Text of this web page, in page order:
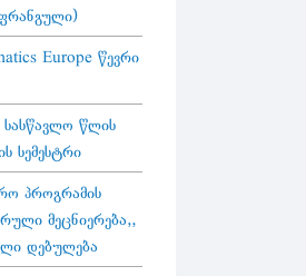
Europe წევრი
სასწავლო წლის
სემესტრი
პროგრამის
მეცნიერება“
დებულება